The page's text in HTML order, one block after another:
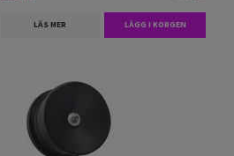
LÄS MER LÄGG I KORGEN